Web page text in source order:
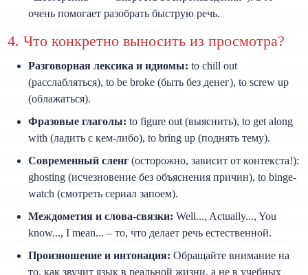
очень помогает разобрать быструю речь.
4. Что конкретно выносить из просмотра?
Разговорная лексика и идиомы: to chill out
(расслабляться), to be broke (быть без денег), to screw up
(облажаться).
Фразовые глаголы: to figure out (выяснить), to get along
with (ладить с кем-либо), to bring up (поднять тему).
Современный сленг (осторожно, зависит от контекста!):
ghosting (исчезновение без объяснения причин), to binge-
watch (смотреть сериал запоем).
Междометия и слова-связки: Well..., Actually..., You
know..., I mean... – то, что делает речь естественной.
Произношение и интонация: Обращайте внимание на
то, как звучит язык в реальной жизни, а не в учебных